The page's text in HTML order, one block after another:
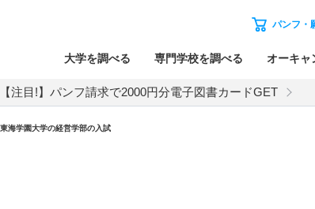
パンフ・
大学を調べる 専門学校を調べる オーキャ
【注目!】パンフ請求で2000円分電子図書カードGET
東海学園大学の経営学部の入試